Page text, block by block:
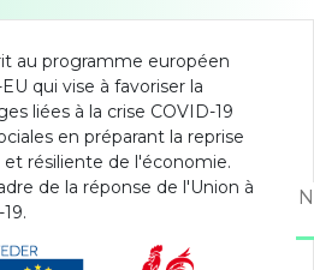
au programme européen
qui vise à favoriser la
liées à la crise COVID-19
en préparant la reprise
résiliente de l'économie.
de la réponse de l'Union à